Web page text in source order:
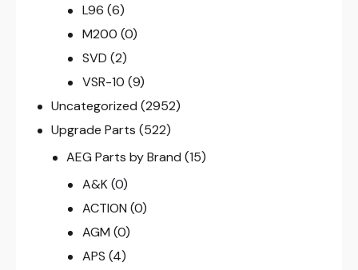
L96 (6)
M200 (0)
SVD (2)
VSR-10 (9)
Uncategorized (2952)
Upgrade Parts (522)
AEG Parts by Brand (15)
A&K (0)
ACTION (0)
AGM (0)
APS (4)